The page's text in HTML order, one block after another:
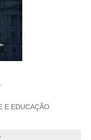
E EDUCAÇÃO